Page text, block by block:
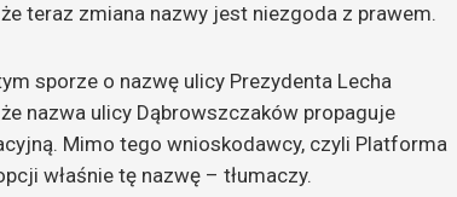
teraz zmiana nazwy jest niezgoda z prawem.
sporze o nazwę ulicy Prezydenta Lecha
nazwa ulicy Dąbrowszczaków propaguje
Mimo tego wnioskodawcy, czyli Platforma
właśnie tę nazwę – tłumaczy.